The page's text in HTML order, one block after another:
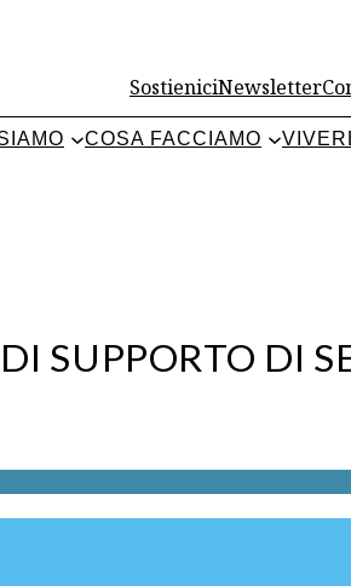
SostieniciNewsletter
COSA FACCIAMO
SUPPORTO DI